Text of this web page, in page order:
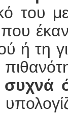
του
που
ή τη
συχνά